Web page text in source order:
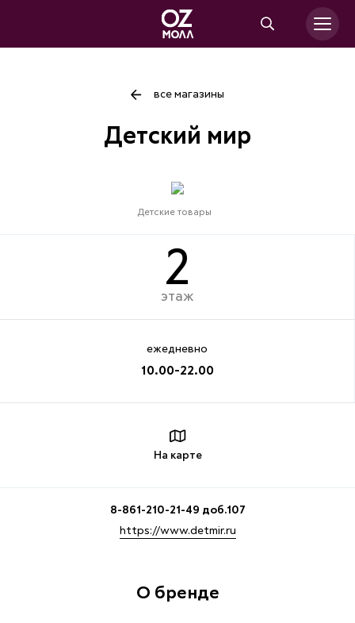
все магазины
Детский мир
Детские товары
2
этаж
ежедневно
10.00-22.00
На карте
8-861-210-21-49 доб.107
https://www.detmir.ru
О бренде